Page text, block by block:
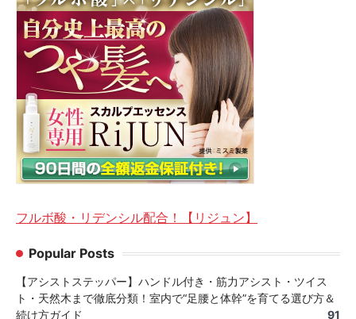
フルボ酸・リデンシル配合！【リジュン】
Popular Posts
【アシストステッパー】ハンドル付き・筋力アシスト・ツイス
ト・天然木まで徹底分類！室内で“足腰と体幹”を育てる選び方＆
続け方ガイド
91